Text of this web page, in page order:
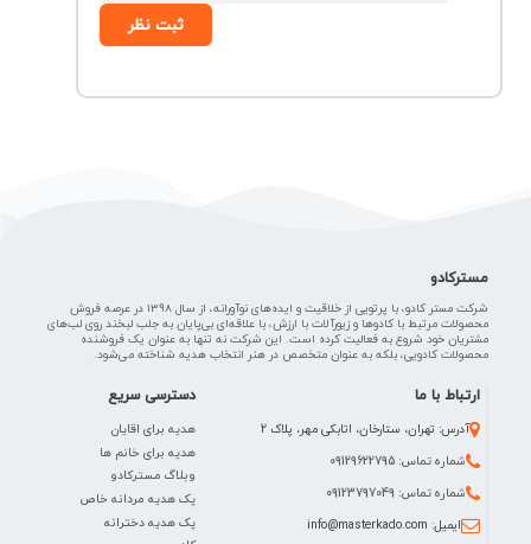
ثبت نظر
مسترکادو
شرکت مستر کادو، با پرتویی از خلاقیت و ایده‌های نوآورانه، از سال 1398 در عرصه فروش
محصولات مرتبط با کادوها و زیورآلات با ارزش، با علاقه‌ای بی‌پایان به جلب لبخند روی لب‌های
مشتریان خود شروع به فعالیت کرده است. این شرکت نه تنها به عنوان یک فروشنده
محصولات کادویی، بلکه به عنوان متخصص در هنر انتخاب هدیه شناخته می‌شود.
ارتباط با ما
آدرس: تهران، ستارخان، اتابکی مهر، پلاک 2
شماره تماس: 09129622795
شماره تماس: 09123797049
ایمیل: info@masterkado.com
دسترسی سریع
هدیه برای اقایان
هدیه برای خانم ها
وبلاگ مسترکادو
پک هدیه مردانه خاص
پک هدیه دخترانه